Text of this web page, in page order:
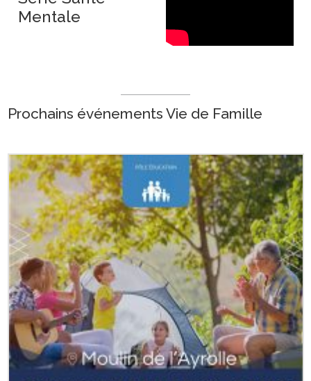
Mentale
Prochains événements Vie de Famille